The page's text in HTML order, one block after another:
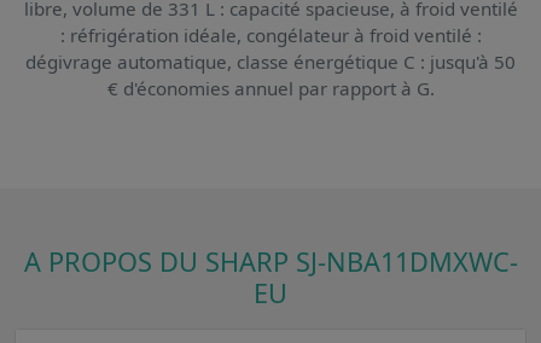
libre, volume de 331 L : capacité spacieuse, à froid ventilé
: réfrigération idéale, congélateur à froid ventilé :
dégivrage automatique, classe énergétique C : jusqu'à 50
€ d'économies annuel par rapport à G.
A PROPOS DU SHARP SJ-NBA11DMXWC-
EU